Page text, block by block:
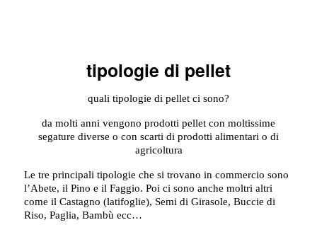
tipologie di pellet
quali tipologie di pellet ci sono?
da molti anni vengono prodotti pellet con moltissime
segature diverse o con scarti di prodotti alimentari o di
agricoltura
Le tre principali tipologie che si trovano in commercio sono
l’Abete, il Pino e il Faggio. Poi ci sono anche moltri altri
come il Castagno (latifoglie), Semi di Girasole, Buccie di
Riso, Paglia, Bambù ecc…